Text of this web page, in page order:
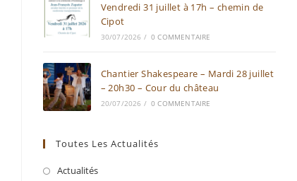
Vendredi 31 juillet à 17h – chemin de
Cipot
30/07/2026 / 0 COMMENTAIRE
Chantier Shakespeare – Mardi 28 juillet
– 20h30 – Cour du château
20/07/2026 / 0 COMMENTAIRE
Toutes Les Actualités
Actualités